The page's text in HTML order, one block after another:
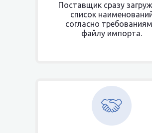
Поставщик сразу
список
согласно
файлу импорта.